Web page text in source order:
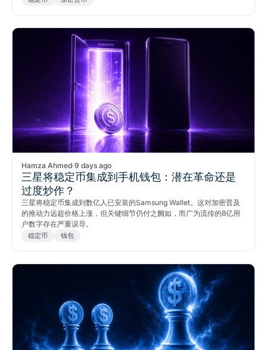
Hamza Ahmed·9 days ago
三星将稳定币集成到手机钱包：潜在革命还是
过度炒作？
三星将稳定币集成到数亿人已安装的Samsung Wallet。这对加密普及
的推动力远超价格上涨，但关键细节仍付之阙如，而广为流传的8亿用
户数字存在严重误导。
稳定币 钱包